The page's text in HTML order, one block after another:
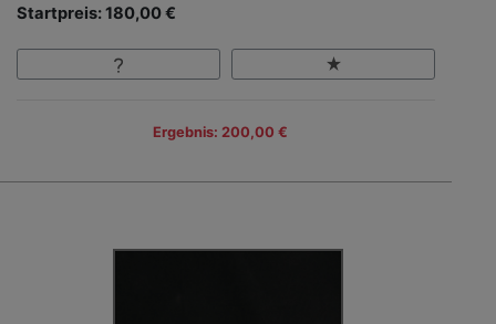
Startpreis: 180,00 €
Ergebnis: 200,00 €